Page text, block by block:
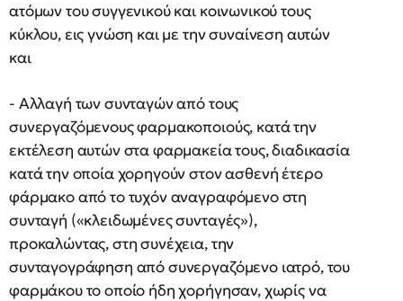
ατόμων του συγγενικού και κοινωνικού τους
κύκλου, εις γνώση και με την συναίνεση αυτών
και
- Αλλαγή των συνταγών από τους
συνεργαζόμενους φαρμακοποιούς, κατά την
εκτέλεση αυτών στα φαρμακεία τους, διαδικασία
κατά την οποία χορηγούν στον ασθενή έτερο
φάρμακο από το τυχόν αναγραφόμενο στη
συνταγή («κλειδωμένες συνταγές»),
προκαλώντας, στη συνέχεια, την
συνταγογράφηση από συνεργαζόμενο ιατρό, του
φαρμάκου το οποίο ήδη χορήγησαν, χωρίς να